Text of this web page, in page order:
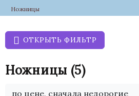
Ножницы
ОТКРЫТЬ ФИЛЬТР
Ножницы (5)
по цене, сначала недорогие